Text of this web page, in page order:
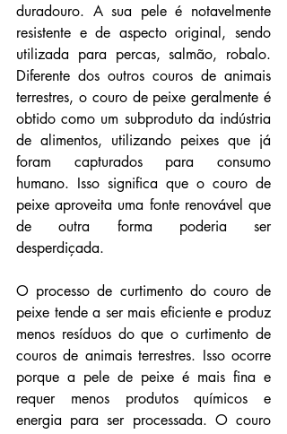
duradouro. A sua pele é notavelmente
resistente e de aspecto original, sendo
utilizada para percas, salmão, robalo.
Diferente dos outros couros de animais
terrestres, o couro de peixe geralmente é
obtido como um subproduto da indústria
de alimentos, utilizando peixes que já
foram capturados para consumo
humano. Isso significa que o couro de
peixe aproveita uma fonte renovável que
de outra forma poderia ser
desperdiçada.
O processo de curtimento do couro de
peixe tende a ser mais eficiente e produz
menos resíduos do que o curtimento de
couros de animais terrestres. Isso ocorre
porque a pele de peixe é mais fina e
requer menos produtos químicos e
energia para ser processada. O couro